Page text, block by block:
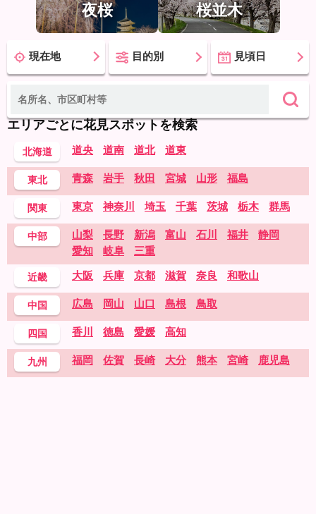
夜桜 桜並木
現在地 目的別 見頃日
エリアごとに花見スポットを検索
北海道 道央 道南 道北 道東
東北 青森 岩手 秋田 宮城 山形 福島
関東 東京 神奈川 埼玉 千葉 茨城 栃木 群馬
中部 山梨 長野 新潟 富山 石川 福井
静岡
愛知
岐阜 三重
近畿 大阪 兵庫 京都 滋賀 奈良 和歌山
中国 広島 岡山 山口 島根 鳥取
四国 香川 徳島 愛媛 高知
九州 福岡 佐賀 長崎 大分 熊本 宮崎 鹿児島